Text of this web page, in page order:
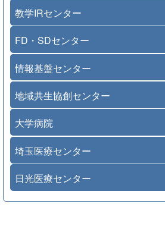
教学IRセンター
FD・SDセンター
情報基盤センター
地域共生協創センター
大学病院
埼玉医療センター
日光医療センター